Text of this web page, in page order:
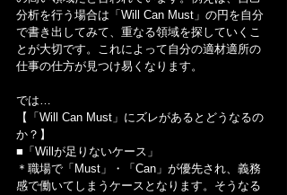
分析を行う場合は「Will Can Must」の円を自分
で書き出してみて、重なる領域を探していくこ
とが大切です。これによって自分の適材適所の
仕事の仕方が見つけ易くなります。
では…
【「Will Can Must」にズレがあるとどうなるの
か？】
■「Willが足りないケース」
＊職場で「Must」・「Can」が優先され、義務
感で働いてしまうケースとなります。そうなる